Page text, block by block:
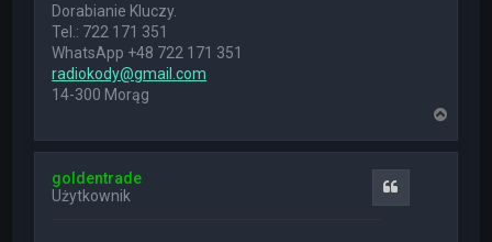
Dorabianie Kluczy.
Tel.: 722 171 351
WhatsApp +48 722 171 351
radiokody@gmail.com
14-300 Morąg
g
goldentrade
Użytkownik